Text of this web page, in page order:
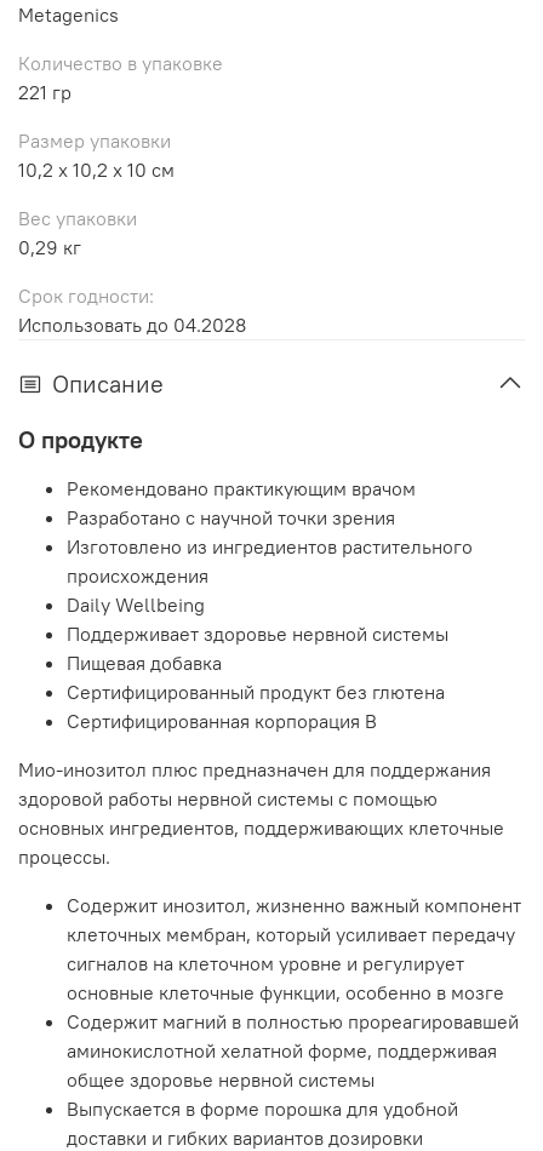
Metagenics
Количество в упаковке
221 гр
Размер упаковки
10,2 x 10,2 x 10 см
Вес упаковки
0,29 кг
Срок годности:
Использовать до 04.2028
Описание
О продукте
Рекомендовано практикующим врачом
Разработано с научной точки зрения
Изготовлено из ингредиентов растительного
происхождения
Daily Wellbeing
Поддерживает здоровье нервной системы
Пищевая добавка
Сертифицированный продукт без глютена
Сертифицированная корпорация B
Мио-инозитол плюс предназначен для поддержания
здоровой работы нервной системы с помощью
основных ингредиентов, поддерживающих клеточные
процессы.
Содержит инозитол, жизненно важный компонент
клеточных мембран, который усиливает передачу
сигналов на клеточном уровне и регулирует
основные клеточные функции, особенно в мозге
Содержит магний в полностью прореагировавшей
аминокислотной хелатной форме, поддерживая
общее здоровье нервной системы
Выпускается в форме порошка для удобной
доставки и гибких вариантов дозировки